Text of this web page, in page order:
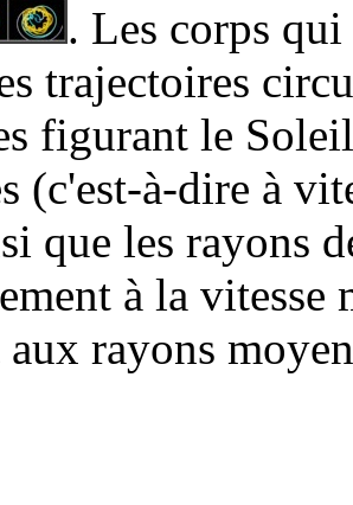
. Les corps
trajectoires
figurant le
(c'est-à-dire à
que les rayons
à la vitesse
rayons